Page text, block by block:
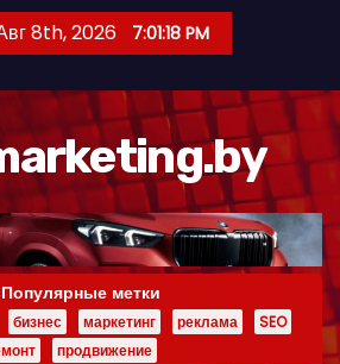
8th, 2026 7:01:19 PM
Популярные метки
бизнес маркетинг реклама
SEO
продвижение